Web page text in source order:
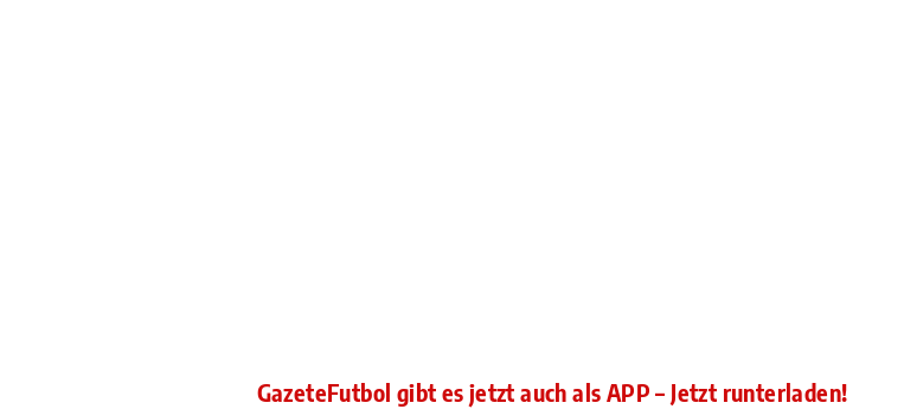
GazeteFutbol gibt es jetzt auch als APP – Jetzt runterladen!